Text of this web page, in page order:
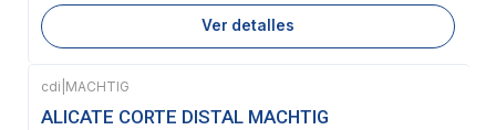
Ver detalles
Agotado
cdi MACHTIG
ALICATE CORTE DISTAL MACHTIG